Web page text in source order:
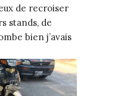
de recroiser
stands, de
bien j’avais